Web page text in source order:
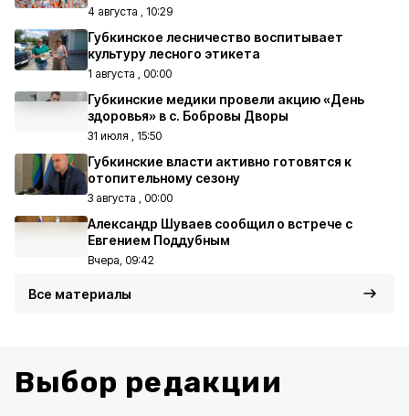
4 августа , 10:29
Губкинское лесничество воспитывает
культуру лесного этикета
1 августа , 00:00
Губкинские медики провели акцию «День
здоровья» в с. Бобровы Дворы
31 июля , 15:50
Губкинские власти активно готовятся к
отопительному сезону
3 августа , 00:00
Александр Шуваев сообщил о встрече с
Евгением Поддубным
Вчера, 09:42
Все материалы
Выбор редакции